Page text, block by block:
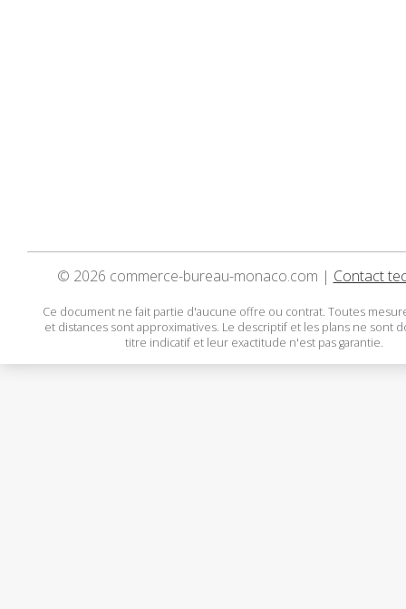
© 2026 commerce-bureau-monaco.com | Contact
Ce document ne fait partie d'aucune offre ou contrat. Toutes
et distances sont approximatives. Le descriptif et les plans ne sont
titre indicatif et leur exactitude n'est pas garantie.